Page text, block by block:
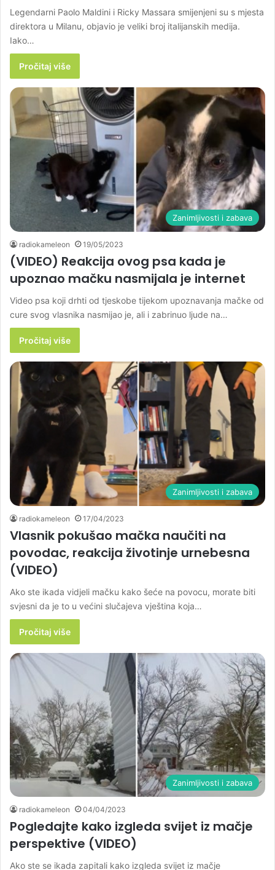
Legendarni Paolo Maldini i Ricky Massara smijenjeni su s mjesta
direktora u Milanu, objavio je veliki broj italijanskih medija.
Iako…
Pročitaj više
Zanimljivosti i zabava
radiokameleon 19/05/2023
(VIDEO) Reakcija ovog psa kada je
upoznao mačku nasmijala je internet
Video psa koji drhti od tjeskobe tijekom upoznavanja mačke od
cure svog vlasnika nasmijao je, ali i zabrinuo ljude na…
Pročitaj više
Zanimljivosti i zabava
radiokameleon 17/04/2023
Vlasnik pokušao mačka naučiti na
povodac, reakcija životinje urnebesna
(VIDEO)
Ako ste ikada vidjeli mačku kako šeće na povocu, morate biti
svjesni da je to u većini slučajeva vještina koja…
Pročitaj više
Zanimljivosti i zabava
radiokameleon 04/04/2023
Pogledajte kako izgleda svijet iz mačje
perspektive (VIDEO)
Ako ste se ikada zapitali kako izgleda svijet iz mačje